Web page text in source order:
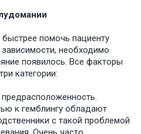
помочь пациенту
необходимо
появилось. Все факторы
категории:
к гемблингу обладают
с такой проблемой